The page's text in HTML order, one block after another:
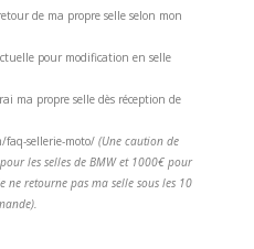
de ma propre selle selon mon
pour modification en selle
ma propre selle dès réception de
faq-sellerie-moto/ (Une caution de
les selles de BMW et 1000€ pour
ne retourne pas ma selle sous les 10